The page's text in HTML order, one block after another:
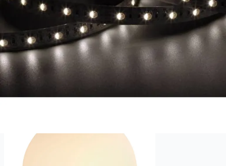
Ansell Lighting E-Cell LED strip
299.00
op til861.00
5056144275298
−65 %